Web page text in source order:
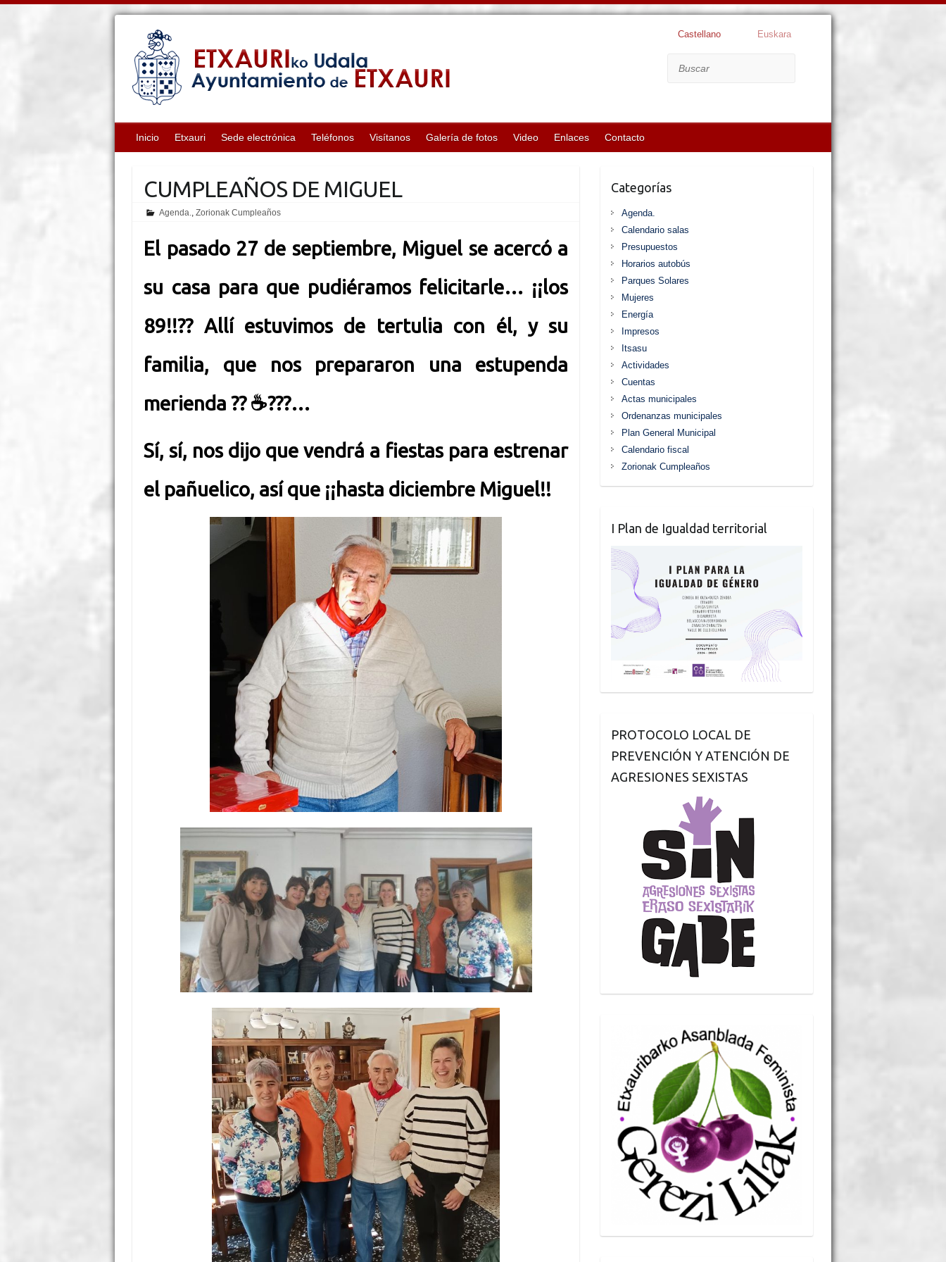
Castellano Euskara
Inicio Etxauri Sede electrónica Teléfonos Visítanos Galería de fotos Video Enlaces Contacto
CUMPLEAÑOS DE MIGUEL
Agenda., Zorionak Cumpleaños
El pasado 27 de septiembre, Miguel se acercó a
su casa para que pudiéramos felicitarle… ¡¡los
89!!??Allí estuvimos de tertulia con él, y su
familia, que nos prepararon una estupenda
merienda?? ☕???…
Sí, sí, nos dijo que vendrá a fiestas para estrenar
el pañuelico, así que ¡¡hasta diciembre Miguel!!
Categorías
Agenda.
Calendario salas
Presupuestos
Horarios autobús
Parques Solares
Mujeres
Energía
Impresos
Itsasu
Actividades
Cuentas
Actas municipales
Ordenanzas municipales
Plan General Municipal
Calendario fiscal
Zorionak Cumpleaños
I Plan de Igualdad territorial
PROTOCOLO LOCAL DE
PREVENCIÓN Y ATENCIÓN DE
AGRESIONES SEXISTAS